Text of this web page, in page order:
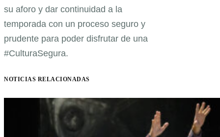
su aforo y dar continuidad a la
temporada con un proceso seguro y
prudente para poder disfrutar de una
#CulturaSegura.
NOTICIAS RELACIONADAS